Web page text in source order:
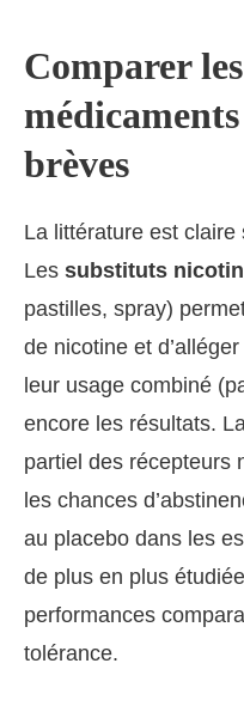
Comparer
brèves
La littérature est
Les substituts
pastilles, spray)
de nicotine et
leur usage combiné
encore les résultats. La
partiel des récepteurs
les chances
au placebo dans les
de plus en plus
performances
tolérance.